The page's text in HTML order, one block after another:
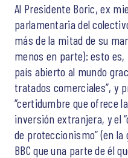
Al Presidente Boric, ex
parlamentaria del
más de la mitad de su
menos en parte): esto es,
país abierto al mundo
tratados comerciales”, y
“certidumbre que ofrece
inversión extranjera, y el
de proteccionismo” (en
BBC que una parte de él